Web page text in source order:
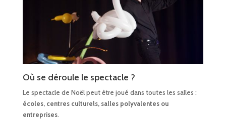
Où se déroule le spectacle ?
Le spectacle de Noël peut être joué dans toutes les salles :
écoles, centres culturels, salles polyvalentes ou
entreprises.